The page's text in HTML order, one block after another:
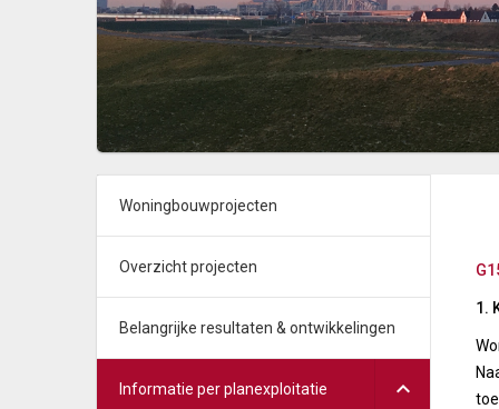
Woningbouwprojecten
Overzicht projecten
Belangrijke resultaten & ontwikkelingen
Informatie per planexploitatie
1.